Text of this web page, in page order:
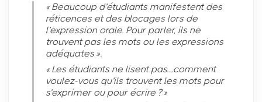
« Beaucoup d’étudiants manifestent des
réticences et des blocages lors de
l’expression orale. Pour parler, ils ne
trouvent pas les mots ou les expressions
adéquates ».
« Les étudiants ne lisent pas…comment
voulez-vous qu’ils trouvent les mots pour
s’exprimer ou pour écrire ? »